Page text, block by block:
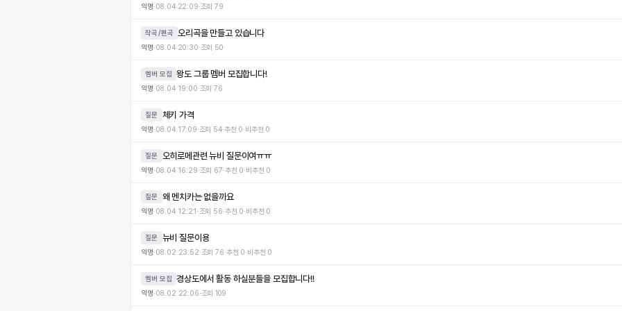
익명·08.04 22:09·조회79
작곡/편곡 오리곡을 만들고 있습니다
익명·08.04 20:30·조회 50
멤버 모집 왕도 그룹 멤버 모집합니다!
익명·08.04 19:00·조회76
질문 체키 가격
익명·08.04 17:09·조회 54·추천 0·비추천 0
질문 오히로메관련 뉴비 질문이여ㅠㅠ
익명·08.04 16:29·조회 67·추천 0·비추천 0
질문 왜 멘치카는 없을까요
익명·08.04 12:21 ·조회 56·추천 0·비추천 0
질문 뉴비 질문이용
익명·08.02 23:52·조회76·추천 0·비추천 0
멤버 모집 경상도에서 활동 하실분들을 모집합니다!!
익명·08.02 22:06·조회109